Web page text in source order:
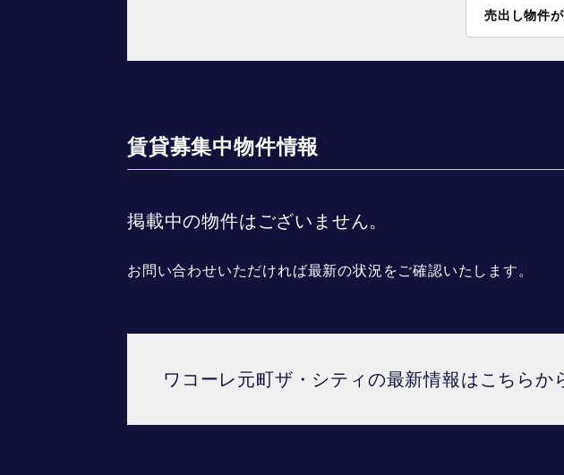
売出し物件
賃貸募集中物件情報
掲載中の物件はございません。
お問い合わせいただければ最新の状況をご確認いたします。
ワコーレ元町ザ・シティの最新情報はこちらか